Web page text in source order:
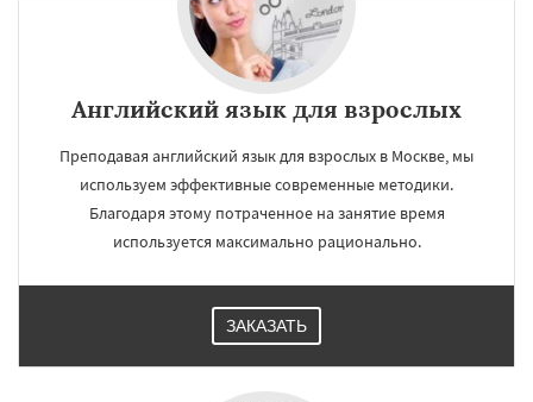
Английский язык для взрослых
Преподавая английский язык для взрослых в Москве, мы
используем эффективные современные методики.
Благодаря этому потраченное на занятие время
используется максимально рационально.
ЗАКАЗАТЬ